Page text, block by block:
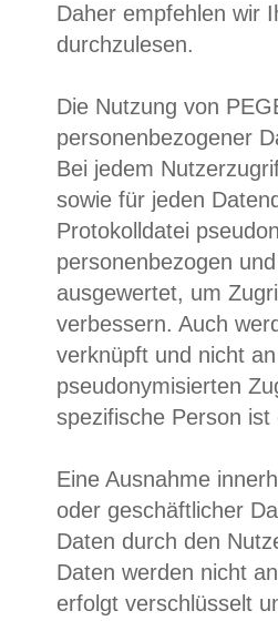
Daher empfehlen wir
durchzulesen.
Die Nutzung von
personenbezogener
Bei jedem
sowie für jeden
Protokolldatei
personenbezogen
ausgewertet, um
verbessern. Auch
verknüpft und nicht
pseudonymisierten
spezifische Person
Eine Ausnahme
oder geschäftlicher
Daten durch den
Daten werden nicht
erfolgt verschlüsselt